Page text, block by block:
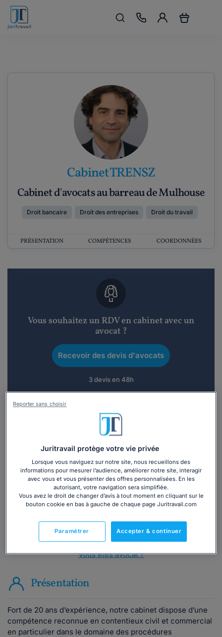
Cabinet TRENSZ
Cabinet d'avocats au barreau de Mulhouse
Droit bancaire Droit des entreprises Droit du travail
PRÉSENTATION COMPÉTENCES COORDONNÉES
Vous souhaitez un RDV en cabinet avec un
avocat ?
Recevoir des devis d'avocats
3 devis en 48h
Vous souhaitez une consultation par
téléphone ?
Consulter immédiatement
ou appelez le01 75 75 42 33(8h à 21h du lundi au
Vous êtes avocat ?
Présentation
Fort de 20 ans d’expérience, notre cabinet dispose d’une
compétence reconnue en contentieux civil et commercial
en particulier dans le domaine des procédures
Juritravail protège votre vie privée
Lorsque vous naviguez sur notre site, nous recueillons des
informations pour mesurer l’audience, améliorer notre site, interagir
avec vous et vous présenter des offres personnalisées. En les
autorisant, votre navigation sera simplifiée.
Vous avez le droit de changer d’avis à tout moment en cliquant sur le
bouton cookie en bas à gauche de chaque page Juritravail.com
Accepter & continuer
Paramétrer
Reporter sans choisir